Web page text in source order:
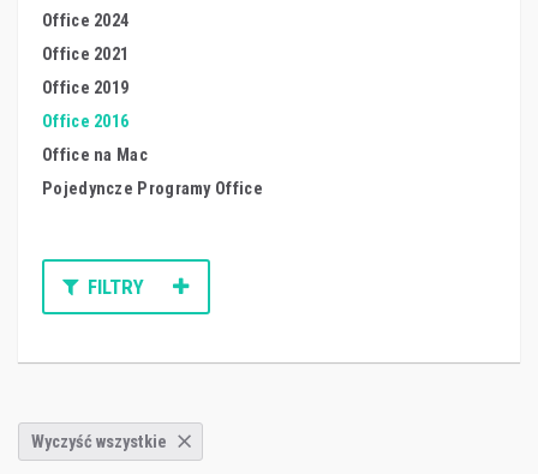
Office 2024
Office 2021
Office 2019
Office 2016
Office na Mac
Pojedyncze Programy Office
FILTRY
Wyczyść wszystkie